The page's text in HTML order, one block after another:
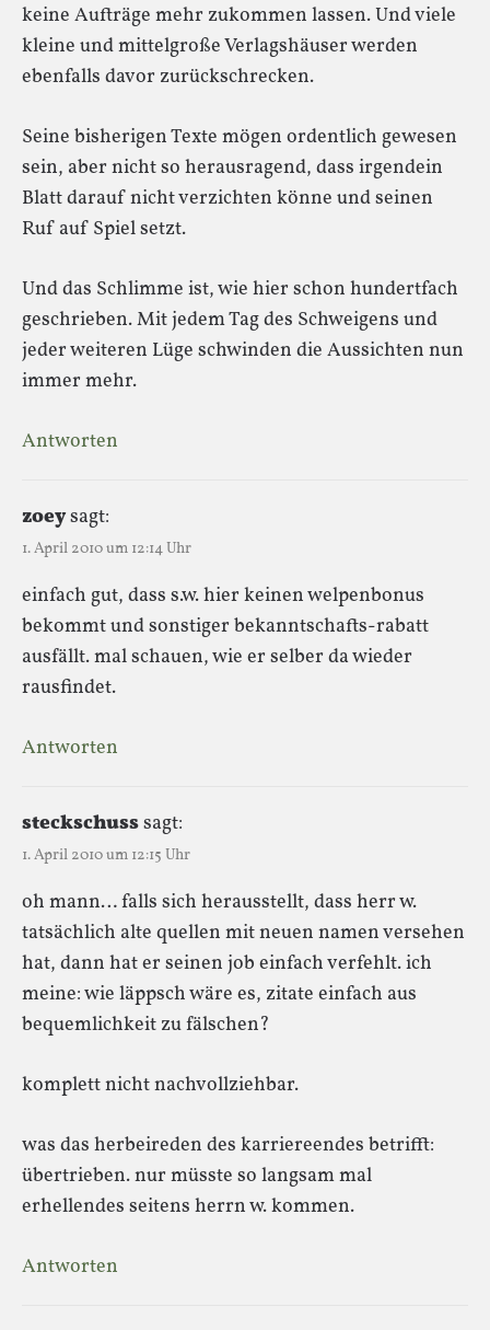
keine Aufträge mehr zukommen lassen. Und viele
kleine und mittelgroße Verlagshäuser werden
ebenfalls davor zurückschrecken.
Seine bisherigen Texte mögen ordentlich gewesen
sein, aber nicht so herausragend, dass irgendein
Blatt darauf nicht verzichten könne und seinen
Ruf auf Spiel setzt.
Und das Schlimme ist, wie hier schon hundertfach
geschrieben. Mit jedem Tag des Schweigens und
jeder weiteren Lüge schwinden die Aussichten nun
immer mehr.
Antworten
zoeysagt:
1. April 2010 um 12:14 Uhr
einfach gut, dass s.w. hier keinen welpenbonus
bekommt und sonstiger bekanntschafts-rabatt
ausfällt. mal schauen, wie er selber da wieder
rausfindet.
Antworten
steckschusssagt:
1. April 2010 um 12:15 Uhr
oh mann… falls sich herausstellt, dass herr w.
tatsächlich alte quellen mit neuen namen versehen
hat, dann hat er seinen job einfach verfehlt. ich
meine: wie läppsch wäre es, zitate einfach aus
bequemlichkeit zu fälschen?
komplett nicht nachvollziehbar.
was das herbeireden des karriereendes betrifft:
übertrieben. nur müsste so langsam mal
erhellendes seitens herrn w. kommen.
Antworten